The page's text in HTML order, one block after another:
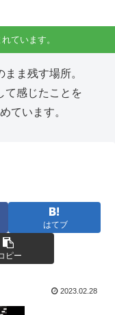
ています。
ま残す場所。
て感じたことを
ています。
はてブ
ピー
2023.02.28